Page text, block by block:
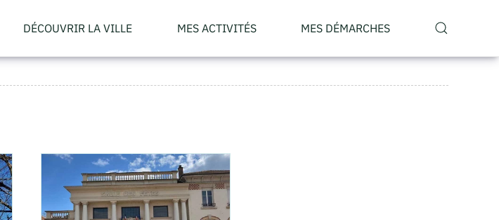
DÉCOUVRIR LA VILLE MES ACTIVITÉS MES DÉMARCHES